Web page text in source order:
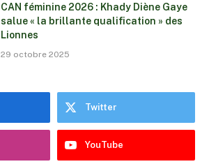
CAN féminine 2026 : Khady Diène Gaye
salue « la brillante qualification » des
Lionnes
29 octobre 2025
Twitter
YouTube